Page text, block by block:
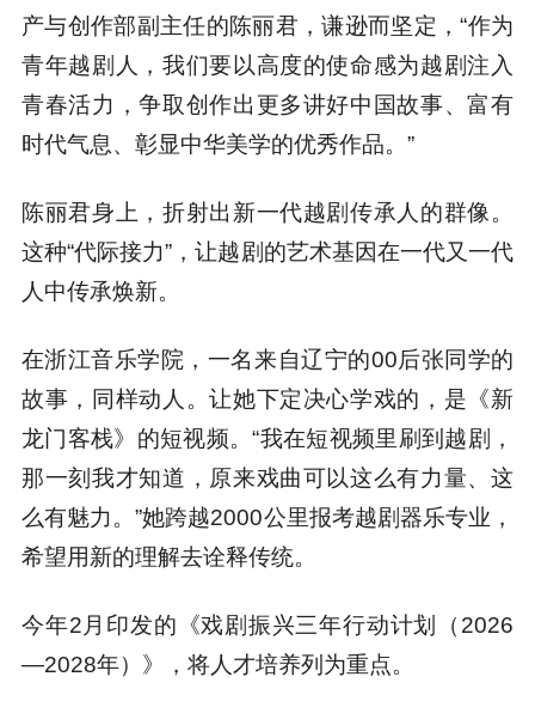
产与创作部副主任的陈丽君，谦逊而坚定，“作为
青年越剧人，我们要以高度的使命感为越剧注入
青春活力，争取创作出更多讲好中国故事、富有
时代气息、彰显中华美学的优秀作品。”
陈丽君身上，折射出新一代越剧传承人的群像。
这种“代际接力”，让越剧的艺术基因在一代又一代
人中传承焕新。
在浙江音乐学院，一名来自辽宁的00后张同学的
故事，同样动人。让她下定决心学戏的，是《新
龙门客栈》的短视频。“我在短视频里刷到越剧，
那一刻我才知道，原来戏曲可以这么有力量、这
么有魅力。”她跨越2000公里报考越剧器乐专业，
希望用新的理解去诠释传统。
今年2月印发的《戏剧振兴三年行动计划（2026
—2028年）》，将人才培养列为重点。